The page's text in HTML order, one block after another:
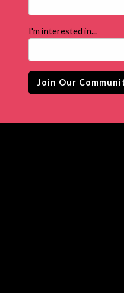
I'm interested in...